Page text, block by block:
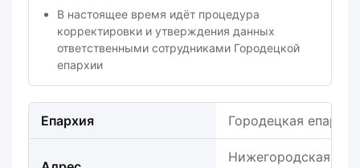
В настоящее время идёт процедура
корректировки и утверждения данных
ответственными сотрудниками Городецкой
епархии
Епархия Городецкая епархия
Нижегородская